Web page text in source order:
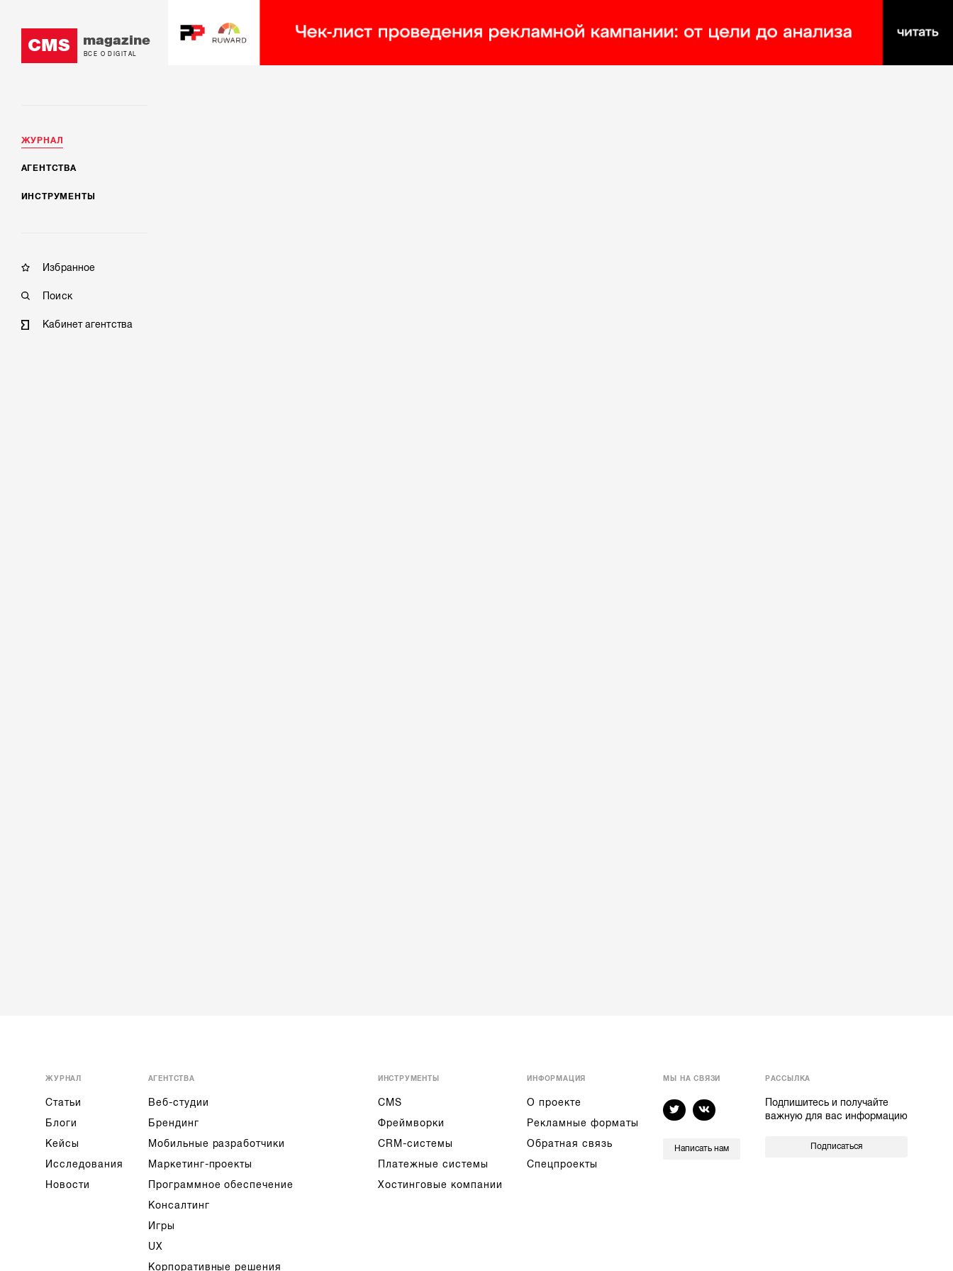
CMS magazine
ВСЕ О DIGITAL
ЖУРНАЛ
АГЕНТСТВА
ИНСТРУМЕНТЫ
Избранное
Поиск
Кабинет агентства
ЖУРНАЛ
Статьи
Блоги
Кейсы
Исследования
Новости
АГЕНТСТВА
Веб-студии
Брендинг
Мобильные разработчики
Маркетинг-проекты
Программное обеспечение
Консалтинг
Игры
UX
Корпоративные решения
ИНСТРУМЕНТЫ
CMS
Фреймворки
CRM-системы
Платежные системы
Хостинговые компании
ИНФОРМАЦИЯ
О проекте
Рекламные форматы
Обратная связь
Спецпроекты
МЫ НА СВЯЗИ
Написать нам
РАССЫЛКА
Подпишитесь и получайте
важную для вас информацию
Подписаться